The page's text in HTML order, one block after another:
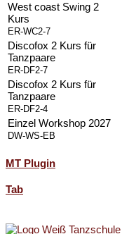
West coast Swing 2
Kurs
ER-WC2-7
Discofox 2 Kurs für
Tanzpaare
ER-DF2-7
Discofox 2 Kurs für
Tanzpaare
ER-DF2-4
Einzel Workshop 2027
DW-WS-EB
MT Plugin
Tab